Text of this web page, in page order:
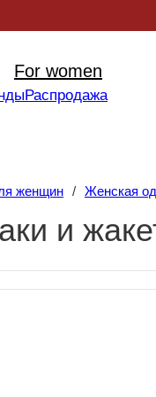
For women
Распродажа
женщин / Женская
и